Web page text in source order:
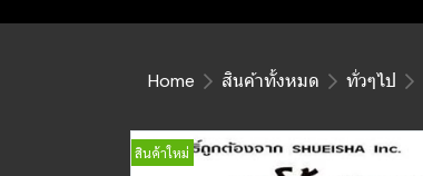
Home สินค้าทั้งหมด ทั่วๆไป
สินค้าใหม่